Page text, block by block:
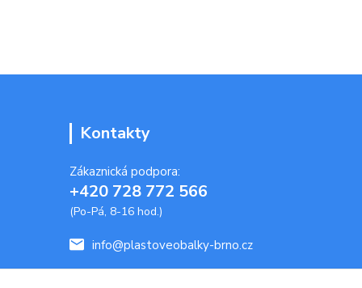
Kontakty
Zákaznická podpora:
+420 728 772 566
(Po-Pá, 8-16 hod.)
info@plastoveobalky-brno.cz